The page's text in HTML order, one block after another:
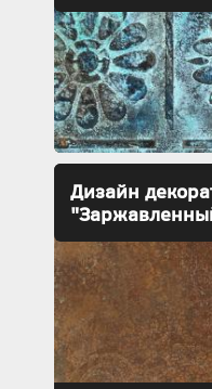
Дизайн